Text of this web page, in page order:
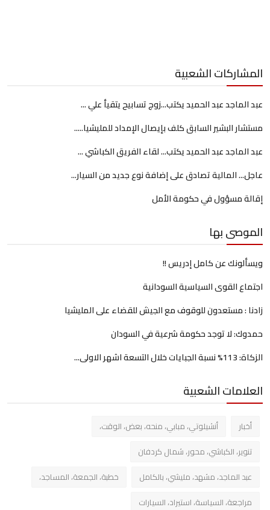
المشاركات الشعبية
عبد الماجد عبد الحميد يكتب...زوج تسابيح يتقيأ علي ...
مستشار البشير السابق كلف بإيصال الإمداد للمليشيا.....
عبد الماجد عبد الحميد يكتب... لقاء الفريق الكباشي ...
عاجل... المالية تصادق على إضافة نوع جديد من السيار...
إقالة مسؤول في حكومة الأمل
الموصى بها
ويسألونك عن كامل إدريس !!
اجتماع القوى السياسية السودانية
زادنا : مستعدون للوقوف مع الجيش للقضاء على المليشيا
حمدوك: لا توجد حكومة شرعية في السودان
الزكاة: 113% نسبة الجبايات خلال التسعة اشهر الاولى...
العلامات الشعبية
أخبار
أنشيلوتي، مبابي، منحه، بعض، الوقت،
تنوير، الكباشي، محور، شمال كردفان
عبد الماجد، مشهد، مليشي، بالكامل
خطبة، الجمعة، المساجد،
مراجعة، السياسة، استيراد، السيارات